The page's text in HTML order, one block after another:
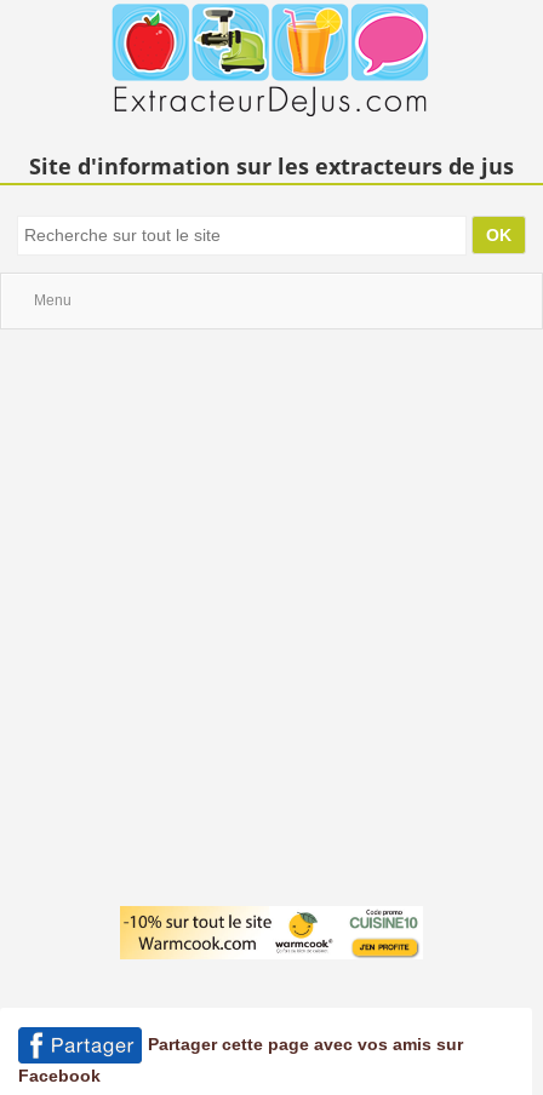
Site d'information sur les extracteurs de jus
Menu
Partager cette page avec vos amis sur
Facebook